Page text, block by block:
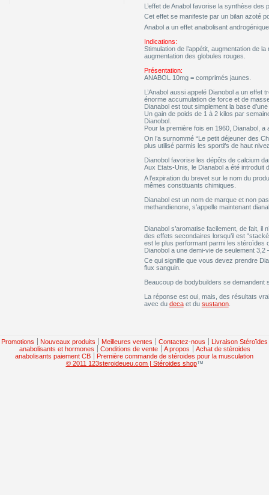
L’effet de Anabol favorise la synthèse
Cet effet se manifeste par un bilan azoté
Anabol a un effet anabolisant
Indications:
Stimulation de l’appétit, augmentation de
augmentation des globules rouges.
Présentation:
ANABOL 10mg = comprimés jaunes.
L’Anabol aussi appelé Dianobol a un
énorme accumulation de force et de
Dianabol est tout simplement la base
Un gain de poids de 1 à 2 kilos par
Dianobol.
Pour la première fois en 1960, Dianabol,
On l’a surnommé “Le petit déjeuner des
plus utilisé parmis les sportifs de haut
Dianobol favorise les dépôts de calcium
Aux Etats-Unis, le Dianabol a été introduit
A l’expiration du brevet sur le nom du
mêmes constituants chimiques.
Dianabol est un nom de marque et non
methandienone, s’appelle maintenant
Dianabol s’aromatise facilement, de fait, il
des effets secondaires lorsqu’il est
est le plus performant parmi les stéroïdes
Dianobol a une demi-vie de seulement 3,2
Ce qui signifie que vous devez prendre
flux sanguin.
Beaucoup de bodybuilders se demandent
La réponse est oui, mais, des résultats
avec du decaet du sustanon.
Promotions Nouveaux produits Meilleures ventes Contactez-nous
Livraison Stéroïdes
anabolisants et hormones
Conditions de vente A propos
Achat de stéroides
anabolisants paiement CB
Première commande de stéroides pour la musculation
© 2011 123steroideueu.com | Stéroides shop™